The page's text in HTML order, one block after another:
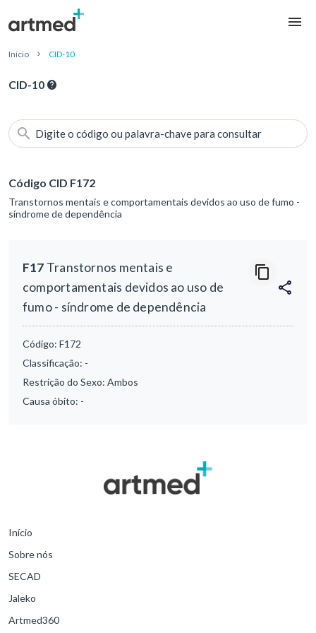
Início CID-10
CID-10
Digite o código ou palavra-chave para consultar
Código CID F172
Transtornos mentais e comportamentais devidos ao uso de fumo -
síndrome de dependência
F17 Transtornos mentais e
comportamentais devidos ao uso de
fumo - síndrome de dependência
Código: F172
Classificação: -
Restrição do Sexo: Ambos
Causa óbito: -
Início
Sobre nós
SECAD
Jaleko
Artmed360